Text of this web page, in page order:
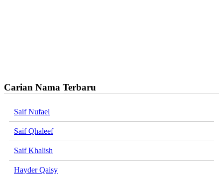
Carian Nama Terbaru
Saif Nufael
Saif Qhaleef
Saif Khalish
Hayder Qaisy